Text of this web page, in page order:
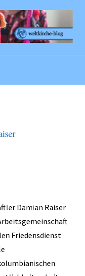
Damian Raiser
Friedensdienst